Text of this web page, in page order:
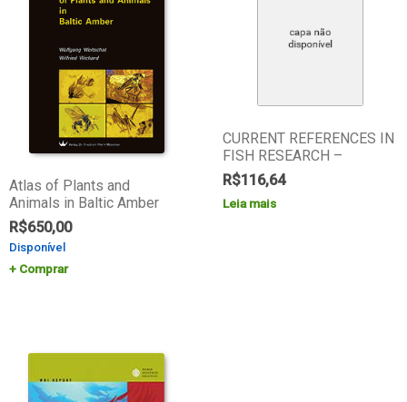
Atlas of Plants and
Animals in Baltic Amber
R$650,00
Disponível
Comprar
CURRENT REFERENCES IN
FISH RESEARCH –
R$116,64
Leia mais